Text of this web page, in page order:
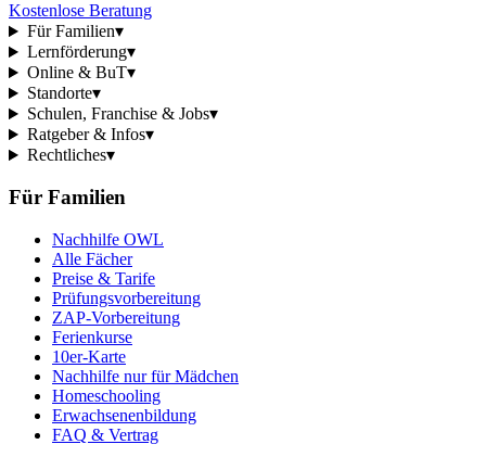
Kostenlose Beratung
Für Familien▾
Lernförderung▾
Online & BuT▾
Standorte▾
Schulen, Franchise & Jobs▾
Ratgeber & Infos▾
Rechtliches▾
Für Familien
Nachhilfe OWL
Alle Fächer
Preise & Tarife
Prüfungsvorbereitung
ZAP-Vorbereitung
Ferienkurse
10er-Karte
Nachhilfe nur für Mädchen
Homeschooling
Erwachsenenbildung
FAQ & Vertrag